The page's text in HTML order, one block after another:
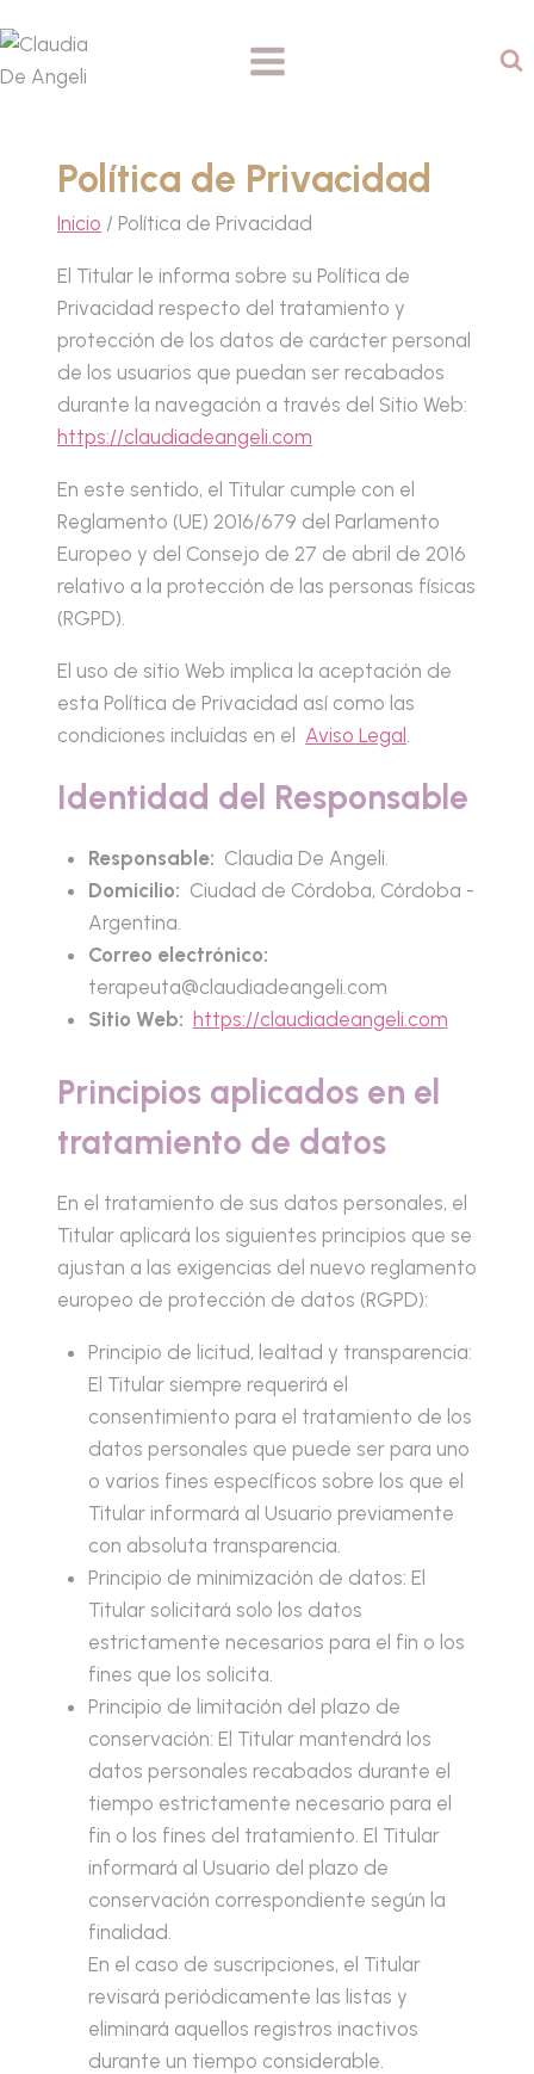
al
contenido
Política de Privacidad
Inicio / Política de Privacidad
El Titular le informa sobre su Política de
Privacidad respecto del tratamiento y
protección de los datos de carácter personal
de los usuarios que puedan ser recabados
durante la navegación a través del Sitio Web:
https://claudiadeangeli.com
En este sentido, el Titular cumple con el
Reglamento (UE) 2016/679 del Parlamento
Europeo y del Consejo de 27 de abril de 2016
relativo a la protección de las personas físicas
(RGPD).
El uso de sitio Web implica la aceptación de
esta Política de Privacidad así como las
condiciones incluidas en el Aviso Legal .
Identidad del Responsable
Responsable: Claudia De Angeli.
Domicilio: Ciudad de Córdoba, Córdoba -
Argentina.
Correo electrónico:
terapeuta@claudiadeangeli.com
Sitio Web: https://claudiadeangeli.com
Principios aplicados en el
tratamiento de datos
En el tratamiento de sus datos personales, el
Titular aplicará los siguientes principios que se
ajustan a las exigencias del nuevo reglamento
europeo de protección de datos (RGPD):
Principio de licitud, lealtad y transparencia:
El Titular siempre requerirá el
consentimiento para el tratamiento de los
datos personales que puede ser para uno
o varios fines específicos sobre los que el
Titular informará al Usuario previamente
con absoluta transparencia.
Principio de minimización de datos: El
Titular solicitará solo los datos
estrictamente necesarios para el fin o los
fines que los solicita.
Principio de limitación del plazo de
conservación: El Titular mantendrá los
datos personales recabados durante el
tiempo estrictamente necesario para el
fin o los fines del tratamiento. El Titular
informará al Usuario del plazo de
conservación correspondiente según la
finalidad.
En el caso de suscripciones, el Titular
revisará periódicamente las listas y
eliminará aquellos registros inactivos
durante un tiempo considerable.